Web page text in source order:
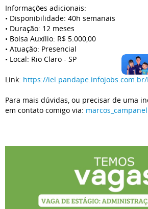
Informações adicionais:
• Disponibilidade: 40h semanais
• Duração: 12 meses
• Bolsa Auxílio: R$ 5.000,00
• Atuação: Presencial
• Local: Rio Claro - SP
Link: https://iel.pandape.infojobs.
Para mais dúvidas, ou precisar de uma
em contato comigo via: